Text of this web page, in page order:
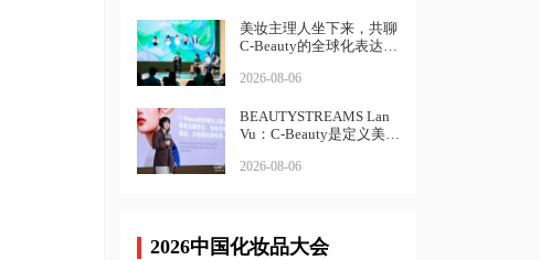
美妆主理人坐下来，共聊
C-Beauty的全球化表达丨
2026-08-06
BEAUTYSTREAMS Lan
Vu：C-Beauty是定义美妆
品大会
2026-08-06
2026中国化妆品大会